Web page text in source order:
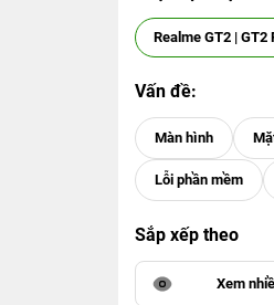
Realme GT2 | GT2
Vấn đề:
Sắp xếp theo
Xem